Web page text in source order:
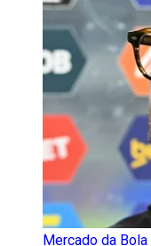
Mercado da Bola